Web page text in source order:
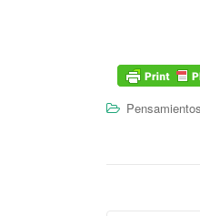
Pensamientos